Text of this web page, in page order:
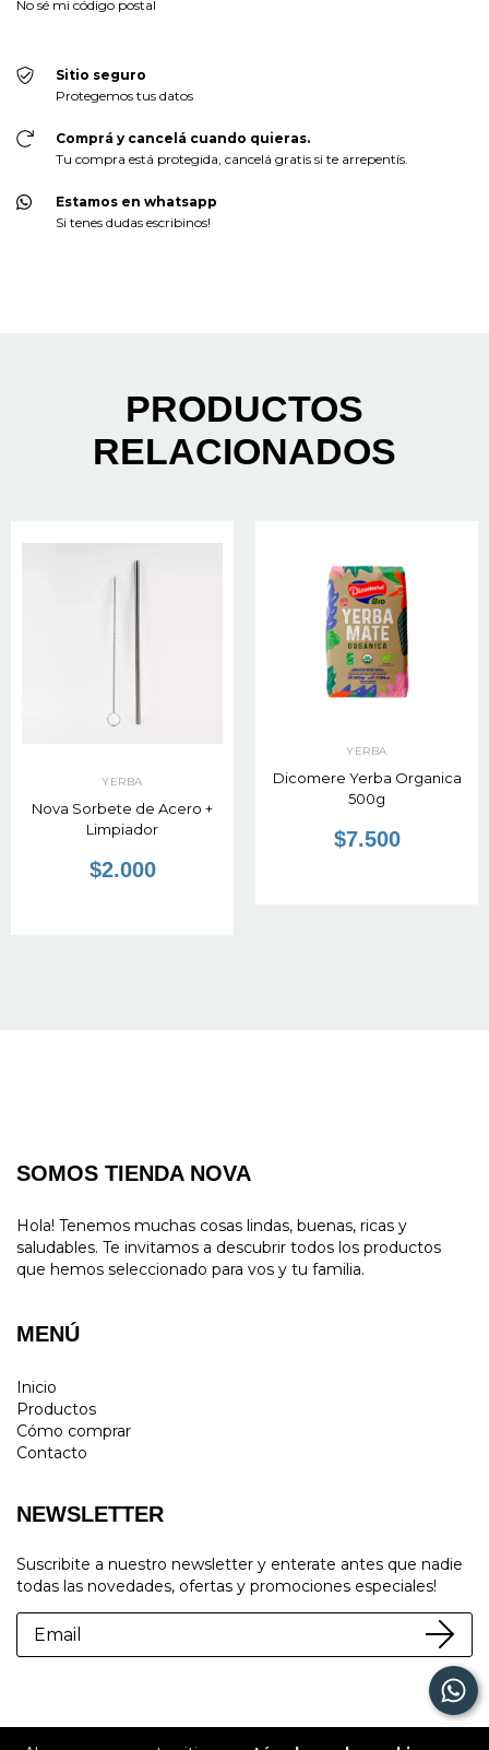
No sé mi código postal
Sitio seguro
Protegemos tus datos
Comprá y cancelá cuando quieras.
Tu compra está protegida, cancelá gratis si te arrepentís.
Estamos en whatsapp
Si tenes dudas escribinos!
PRODUCTOS
RELACIONADOS
YERBA
Nova Sorbete de Acero +
Limpiador
$2.000
YERBA
Dicomere Yerba Organica
500g
$7.500
SOMOS TIENDA NOVA
Hola! Tenemos muchas cosas lindas, buenas, ricas y
saludables. Te invitamos a descubrir todos los productos
que hemos seleccionado para vos y tu familia.
MENÚ
Inicio
Productos
Cómo comprar
Contacto
NEWSLETTER
Suscribite a nuestro newsletter y enterate antes que nadie
todas las novedades, ofertas y promociones especiales!